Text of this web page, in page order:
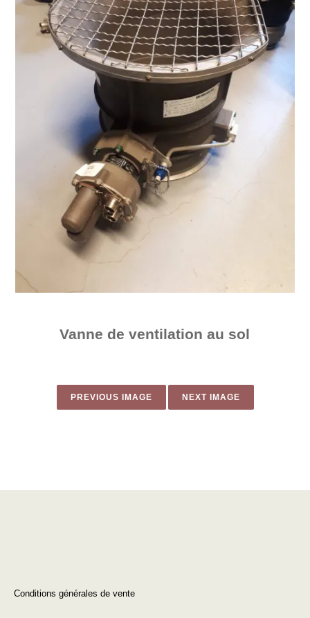
Vanne de ventilation au sol
PREVIOUS IMAGE NEXT IMAGE
Conditions générales de vente